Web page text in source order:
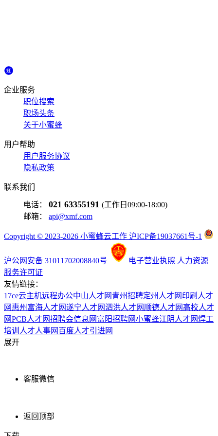
企业服务
职位搜索
职场头条
关于小蜜蜂
用户帮助
用户服务协议
隐私政策
联系我们
电话： 021 63355191 (工作日09:00-18:00)
邮箱： api@xmf.com
Copyright © 2023-2026 小蜜蜂云工作 沪ICP备19037661号-1
沪公网安备 31011702008840号 电子营业执照 人力资源
服务许可证
友情链接：
17ce云主机远程办公中山人才网 青州招聘定州人才网 印刷人才
网 惠州富海人才网遂宁人才网泗洪人才网 顺德人才网 高校人才
网PCB人才网招聘会信息网 富阳招聘网小蜜蜂江阴人才网焊工
培训 人才人事网 百度人才引进网
展开
客服微信
返回顶部